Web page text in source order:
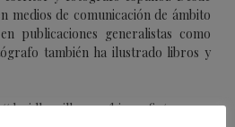
medios de comunicación de ámbito
publicaciones generalistas como
también ha ilustrado libros y
davidlaguillo.com/biografia/